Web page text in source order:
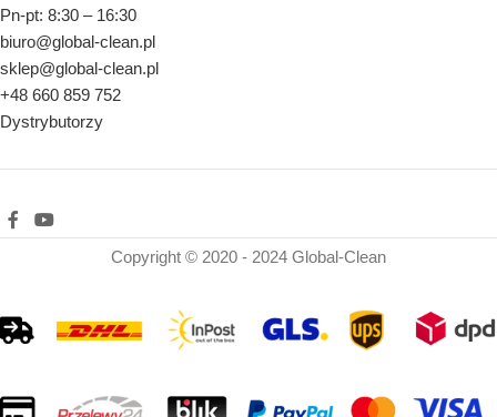
Pn-pt: 8:30 – 16:30
biuro@global-clean.pl
sklep@global-clean.pl
+48 660 859 752
Dystrybutorzy
Copyright © 2020 - 2024 Global-Clean